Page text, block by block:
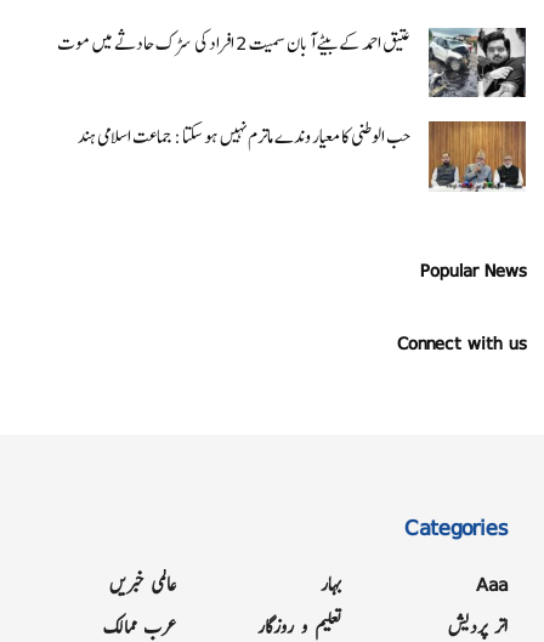
عتیق احمد کے بیٹے آبان سمیت 2 افراد کی سڑک حادثے میں موت
حب الوطنی کا معیار وندے ماترم نہیں ہو سکتا : جماعت اسلامی ہند
Popular News
Connect with us
Categories
Aaa
اتر پردیش
بہار
تعلیم و روزگار
عالمی خبریں
عرب ممالک